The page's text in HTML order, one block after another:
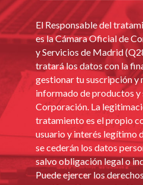
El Responsable del
es la Cámara Oficial de
y Servicios de Madrid
tratará los datos con la
gestionar tu suscripción y
informado de productos y
Corporación. La
tratamiento es el propio
usuario y interés legítimo
se cederán los datos
salvo obligación legal o
Puede ejercer los